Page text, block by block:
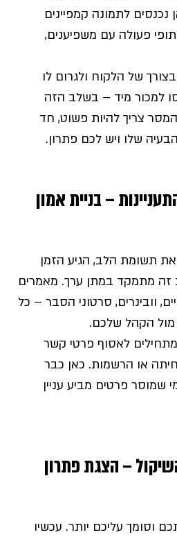
לתמונה קמפיינים
פעולה עם משפיענים,
של הלקוח ולגרום לו
למכור מיד – בשלב הזה
צריך להיות פשוט, חד
שלו ויש לכם פתרון.
– בניית אמון
תשומת הלב, הגיע הזמן
מתמקד במתן ערך. מאמרים
וובינרים, סרטוני הסבר – כל
מול הקהל שלכם.
לאסוף פרטי קשר
או הרשמות. כאן כבר
שמוסר פרטים מביע עניין
– הצגת פתרון
וסומך עליכם יותר. עכשיו